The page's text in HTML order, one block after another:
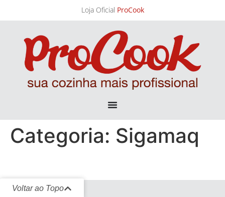
Loja Oficial ProCook
Categoria: Sigamaq
Voltar ao Topo